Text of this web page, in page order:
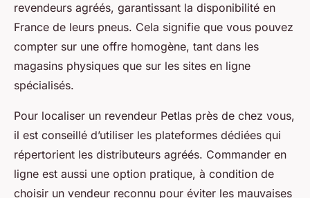
revendeurs agréés, garantissant la disponibilité en
France de leurs pneus. Cela signifie que vous pouvez
compter sur une offre homogène, tant dans les
magasins physiques que sur les sites en ligne
spécialisés.
Pour localiser un revendeur Petlas près de chez vous,
il est conseillé d’utiliser les plateformes dédiées qui
répertorient les distributeurs agréés. Commander en
ligne est aussi une option pratique, à condition de
choisir un vendeur reconnu pour éviter les mauvaises